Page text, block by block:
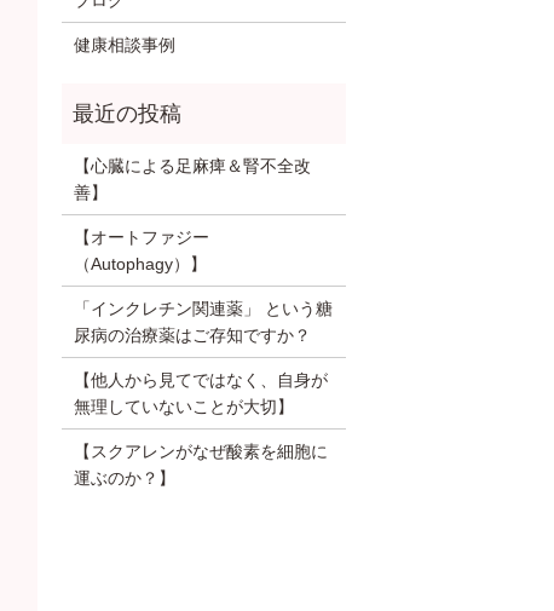
健康相談事例
【心臓による足麻痺＆腎不全改
善】
【オートファジー
（Autophagy）】
「インクレチン関連薬」 という糖
尿病の治療薬はご存知ですか？
【他人から見てではなく、自身が
無理していないことが大切】
【スクアレンがなぜ酸素を細胞に
運ぶのか？】